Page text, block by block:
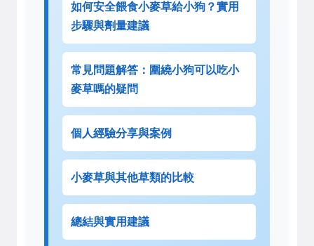
如何安全餵食小麥草給小狗？實用
步驟與劑量建議
常見問題解答：圍繞小狗可以吃小
麥草嗎的疑問
個人經驗分享與案例
小麥草與其他草類的比較
總結與實用建議